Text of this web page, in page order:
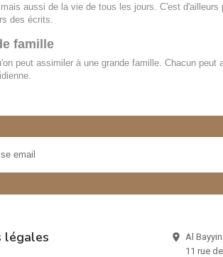
aussi de la vie de tous les jours. C'est
des écrits.
famille
peut assimiler à une grande famille. Chacun peut
légales  Al
11 rue